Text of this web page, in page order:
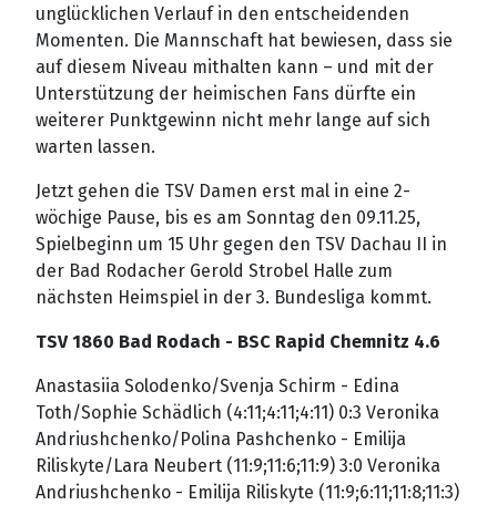
unglücklichen Verlauf in den entscheidenden
Momenten. Die Mannschaft hat bewiesen, dass sie
auf diesem Niveau mithalten kann – und mit der
Unterstützung der heimischen Fans dürfte ein
weiterer Punktgewinn nicht mehr lange auf sich
warten lassen.
Jetzt gehen die TSV Damen erst mal in eine 2-
wöchige Pause, bis es am Sonntag den 09.11.25,
Spielbeginn um 15 Uhr gegen den TSV Dachau II in
der Bad Rodacher Gerold Strobel Halle zum
nächsten Heimspiel in der 3. Bundesliga kommt.
TSV 1860 Bad Rodach - BSC Rapid Chemnitz 4.6
Anastasiia Solodenko/Svenja Schirm - Edina
Toth/Sophie Schädlich (4:11;4:11;4:11) 0:3 Veronika
Andriushchenko/Polina Pashchenko - Emilija
Riliskyte/Lara Neubert (11:9;11:6;11:9) 3:0 Veronika
Andriushchenko - Emilija Riliskyte (11:9;6:11;11:8;11:3)